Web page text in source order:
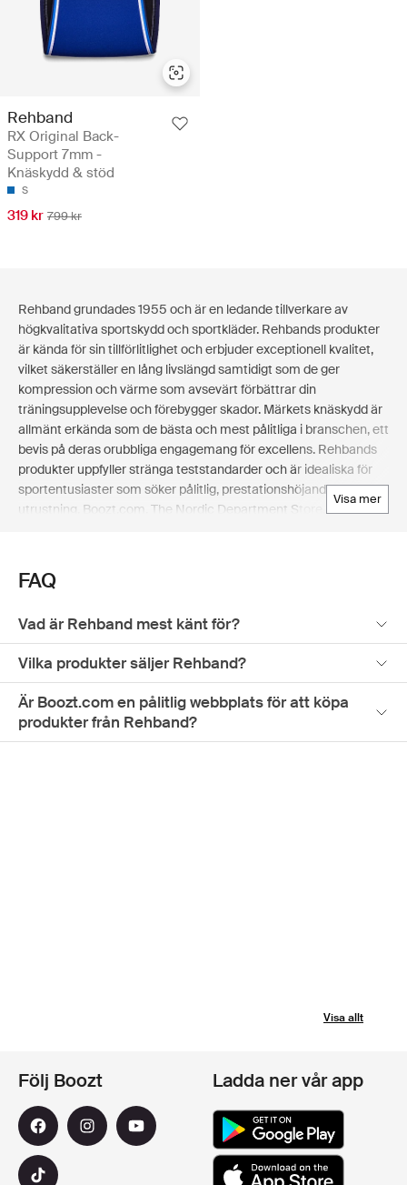
Rehband
RX Original Back-
Support 7mm -
Knäskydd & stöd
S
319 kr 799 kr
visa mer
Rehband grundades 1955 och är en ledande tillverkare av
högkvalitativa sportskydd och sportkläder. Rehbands produkter
är kända för sin tillförlitlighet och erbjuder exceptionell kvalitet,
vilket säkerställer en lång livslängd samtidigt som de ger
kompression och värme som avsevärt förbättrar din
träningsupplevelse och förebygger skador. Märkets knäskydd är
allmänt erkända som de bästa och mest pålitliga i branschen, ett
bevis på deras orubbliga engagemang för excellens. Rehbands
produkter uppfyller stränga teststandarder och är idealiska för
sportentusiaster som söker pålitlig, prestationshöjande
utrustning. Boozt.com, The Nordic Department Store, erbjuder
FAQ
Vad är Rehband mest känt för?
Vilka produkter säljer Rehband?
Är Boozt.com en pålitlig webbplats för att köpa
produkter från Rehband?
Visa allt
Följ Boozt Ladda ner vår app